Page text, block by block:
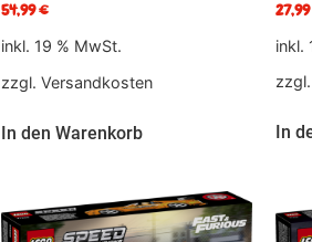
54,99€
inkl. 19 % MwSt.
zzgl. Versandkosten
In den Warenkorb
27,99
inkl.
zzgl.
In